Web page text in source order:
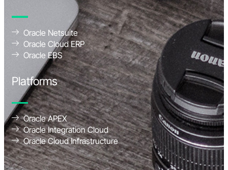
Oracle Netsuite
Oracle Cloud ERP
Oracle EBS
Platforms
Oracle APEX
Oracle Integration Cloud
Oracle Cloud Infrastructure